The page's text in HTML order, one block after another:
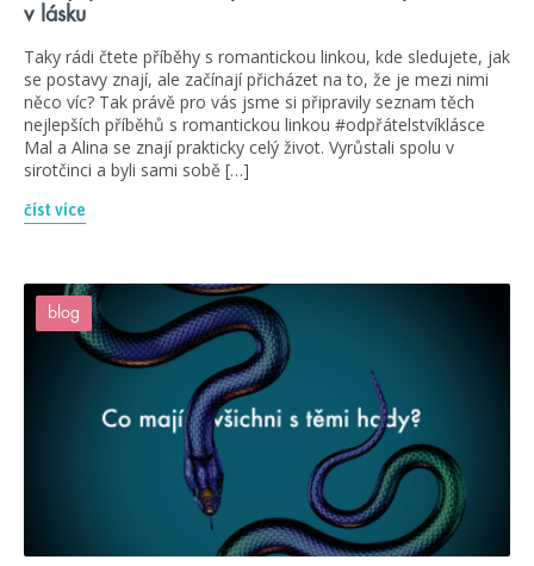
v lásku
Taky rádi čtete příběhy s romantickou linkou, kde sledujete, jak
se postavy znají, ale začínají přicházet na to, že je mezi nimi
něco víc? Tak právě pro vás jsme si připravily seznam těch
nejlepších příběhů s romantickou linkou #odpřátelstvíklásce
Mal a Alina se znají prakticky celý život. Vyrůstali spolu v
sirotčinci a byli sami sobě […]
číst více
blog